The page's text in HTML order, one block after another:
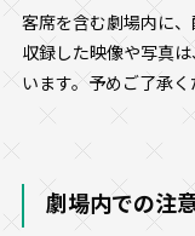
客席を含む劇場内に、
収録した映像や写真
います。予めご了承く
劇場内での注